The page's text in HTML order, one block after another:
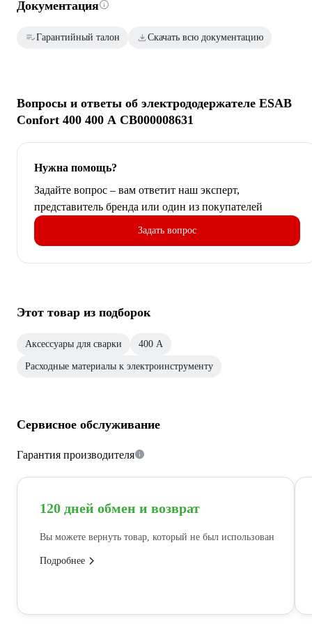
Документация
Гарантийный талон Скачать всю документацию
Вопросы и ответы об электрододержателе ESAB
Confort 400 400 А СВ000008631
Нужна помощь?
Задайте вопрос – вам ответит наш эксперт,
представитель бренда или один из покупателей
Задать вопрос
Этот товар из подборок
Аксессуары для сварки 400 А
Расходные материалы к электроинструменту
Сервисное обслуживание
Гарантия производителя
120 дней обмен и возврат
Вы можете вернуть товар, который не был использован
Подробнее